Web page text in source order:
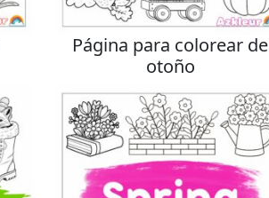
Página para colorear de
otoño